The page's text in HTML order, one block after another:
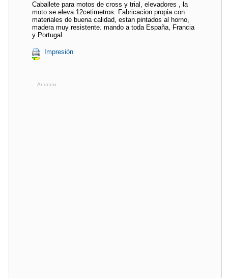
Caballete para motos de cross y trial, elevadores , la
moto se eleva 12cetimetros. Fabricacion propia con
materiales de buena calidad, estan pintados al horno,
madera muy resistente. mando a toda España, Francia
y Portugal.
Impresión
Anuncio